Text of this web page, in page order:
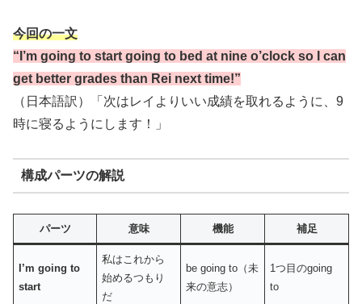
今回の一文
“I’m going to start going to bed at nine o’clock so I can
get better grades than Rei next time!”
（日本語訳）「次はレイよりいい成績を取れるように、9
時に寝るようにします！」
構成パーツの解説
パーツ 意味 機能 補足
I’m going to
start
私はこれから
始めるつもり
だ
be going to（未
来の意志）
1つ目のgoing
to